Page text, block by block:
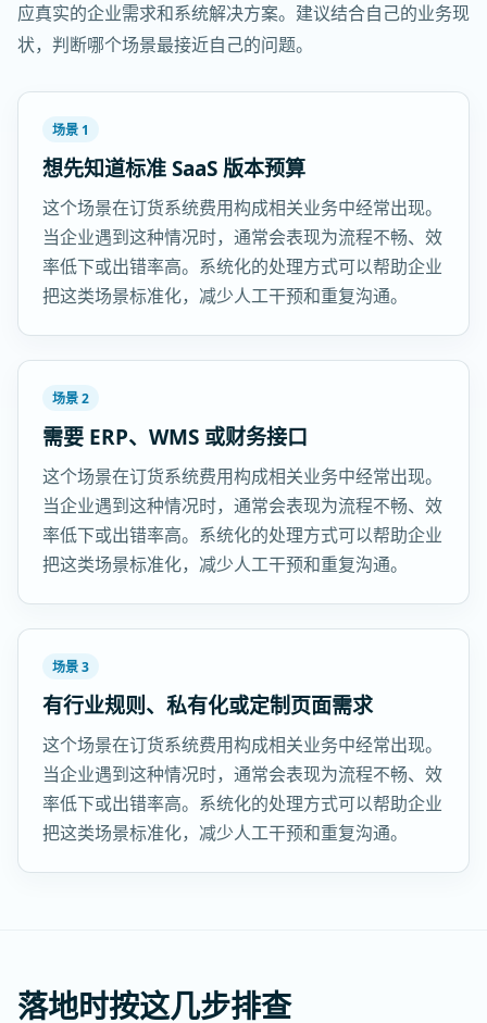
应真实的企业需求和系统解决方案。建议结合自己的业务现
状，判断哪个场景最接近自己的问题。
场景 1
想先知道标准 SaaS 版本预算
这个场景在订货系统费用构成相关业务中经常出现。
当企业遇到这种情况时，通常会表现为流程不畅、效
率低下或出错率高。系统化的处理方式可以帮助企业
把这类场景标准化，减少人工干预和重复沟通。
场景 2
需要 ERP、WMS 或财务接口
这个场景在订货系统费用构成相关业务中经常出现。
当企业遇到这种情况时，通常会表现为流程不畅、效
率低下或出错率高。系统化的处理方式可以帮助企业
把这类场景标准化，减少人工干预和重复沟通。
场景 3
有行业规则、私有化或定制页面需求
这个场景在订货系统费用构成相关业务中经常出现。
当企业遇到这种情况时，通常会表现为流程不畅、效
率低下或出错率高。系统化的处理方式可以帮助企业
把这类场景标准化，减少人工干预和重复沟通。
落地时按这几步排查